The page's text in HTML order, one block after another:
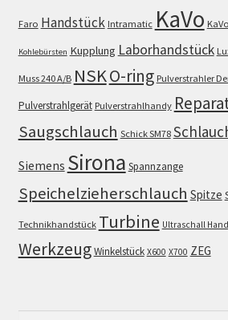
Faro Handstück Intramatic KaVo
Kohlebürsten Kupplung Laborhandstück
Muss 240 A/B NSKO-ring Pulverstrahler
Pulverstrahlgerät Pulverstrahlhandy
Saugschlauch Schick SM78
Siemens Sirona Spannzange
Speichelzieherschlauch Spitze
Technikhandstück Turbine Ultraschall
WerkzeugWinkelstück X600 X700 ZEG